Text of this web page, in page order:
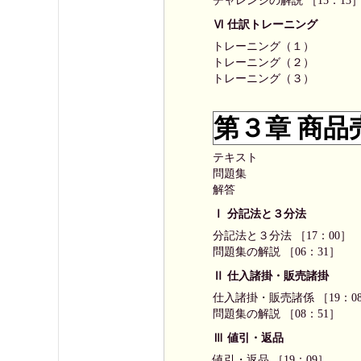
Ⅵ 仕訳トレーニング
トレーニング（１）
トレーニング（２）
トレーニング（３）
第３章 商品
テキスト
問題集
解答
Ⅰ 分記法と３分法
分記法と３分法 ［17：00］
問題集の解説 ［06：31］
Ⅱ 仕入諸掛・販売諸掛
仕入諸掛・販売諸係 ［19：08
問題集の解説 ［08：51］
Ⅲ 値引・返品